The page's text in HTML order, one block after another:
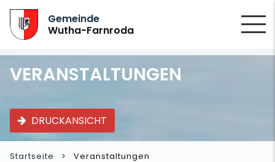
Gemeinde
Wutha-Farnroda
VERANSTALTUNGEN
DRUCKANSICHT
Startseite Veranstaltungen